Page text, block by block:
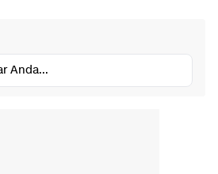
Anda...